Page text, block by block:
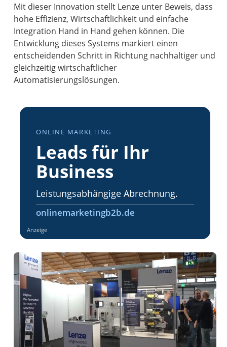
Mit dieser Innovation stellt Lenze unter Beweis, dass
hohe Effizienz, Wirtschaftlichkeit und einfache
Integration Hand in Hand gehen können. Die
Entwicklung dieses Systems markiert einen
entscheidenden Schritt in Richtung nachhaltiger und
gleichzeitig wirtschaftlicher
Automatisierungslösungen.
ONLINE MARKETING
Leads für Ihr
Business
Leistungsabhängige Abrechnung.
onlinemarketingb2b.de
Anzeige